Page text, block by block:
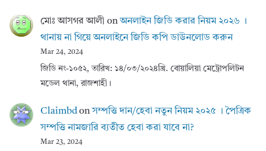
মোঃ আসগর আলী onঅনলাইন জিডি করার নিয়ম ২০২৬ ।
থানায় না গিয়ে অনলাইনে জিডি কপি ডাউনলোড করুন
Mar 24, 2024
জিডি নং-১০৫২, তারিখ: ১৪/০৩/২০২৪খ্রি. বোয়ালিয়া মেট্রোপলিটন
মডেল থানা, রাজশাহী।
Claimbdonসম্পত্তি দান/হেবা নতুন নিয়ম ২০২৫ । পৈত্রিক
সম্পত্তি নামজারি ব্যতীত হেবা করা যাবে না?
Mar 23, 2024